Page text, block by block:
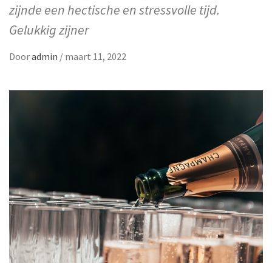
zijnde een hectische en stressvolle tijd.
Gelukkig zijner
Dooradmin / maart 11, 2022